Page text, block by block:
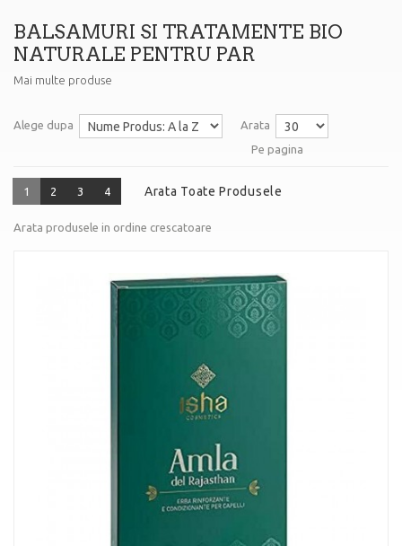
BALSAMURI SI TRATAMENTE BIO
NATURALE PENTRU PAR
Mai multe produse
Alege dupa
Arata
Pe pagina
Arata Toate Produsele
1 2 3 4
Arata produsele in ordine crescatoare